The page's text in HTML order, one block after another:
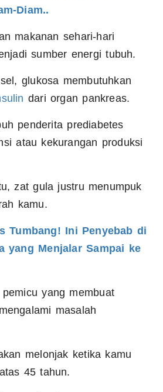
Diam..
makanan sehari-hari
sumber energi tubuh.
glukosa membutuhkan
dari organ pankreas.
penderita prediabetes
atau kekurangan produksi
zat gula justru menumpuk
kamu.
Tumbang! Ini Penyebab di
yang Menjalar Sampai ke
yang membuat
masalah
melonjak ketika kamu
45 tahun.